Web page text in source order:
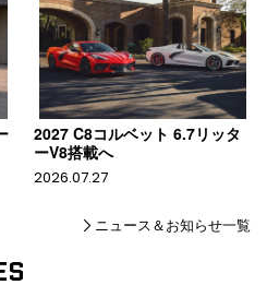
2027 C8コルベット 6.7リッタ
ーV8搭載へ
2026.07.27
ニュース＆お知らせ一覧